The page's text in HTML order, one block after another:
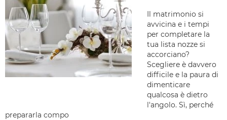
Il matrimonio si
avvicina e i tempi
per completare la
tua lista nozze si
accorciano?
Scegliere è davvero
difficile e la paura di
dimenticare
qualcosa è dietro
l'angolo. Sì, perché
prepararla compo